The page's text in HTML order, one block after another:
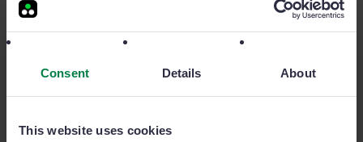
Consent Details About
This website uses cookies
disculpas al cliente porque no tiene los datos ni la
información a mano. Muy poco profesional ¿no crees?
¿crees que esto le podría pasar a algún